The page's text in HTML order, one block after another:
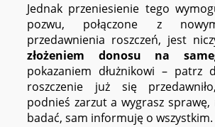
Jednak przeniesienie tego
pozwu, połączone z
przedawnienia roszczeń, jest
złożeniem donosu na
pokazaniem dłużnikowi – patrz
roszczenie już się
podnieś zarzut a wygrasz sprawę,
badać, sam informuję o wszystkim.